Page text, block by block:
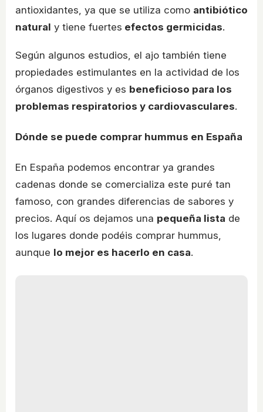
antioxidantes, ya que se utiliza como antibiótico
natural y tiene fuertes efectos germicidas.
Según algunos estudios, el ajo también tiene
propiedades estimulantes en la actividad de los
órganos digestivos y es beneficioso para los
problemas respiratorios y cardiovasculares.
Dónde se puede comprar hummus en España
En España podemos encontrar ya grandes
cadenas donde se comercializa este puré tan
famoso, con grandes diferencias de sabores y
precios. Aquí os dejamos una pequeña lista de
los lugares donde podéis comprar hummus,
aunque lo mejor es hacerlo en casa.